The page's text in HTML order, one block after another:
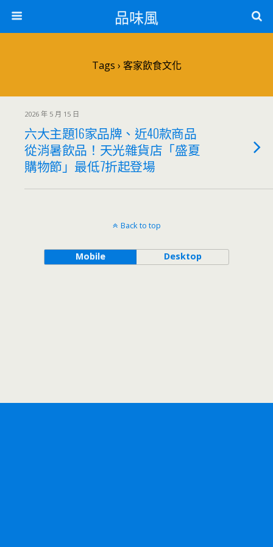
品味風
Tags › 客家飲食文化
2026 年 5 月 15 日
六大主題16家品牌、近40款商品
從消暑飲品！天光雜貨店「盛夏
購物節」最低7折起登場
Back to top
Mobile Desktop